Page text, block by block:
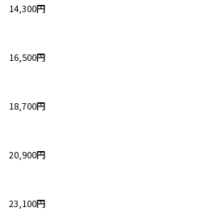
14,300円
16,500円
18,700円
20,900円
23,100円